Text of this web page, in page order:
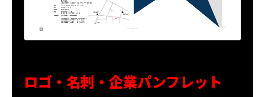
ロゴ・名刺・企業パンフレット